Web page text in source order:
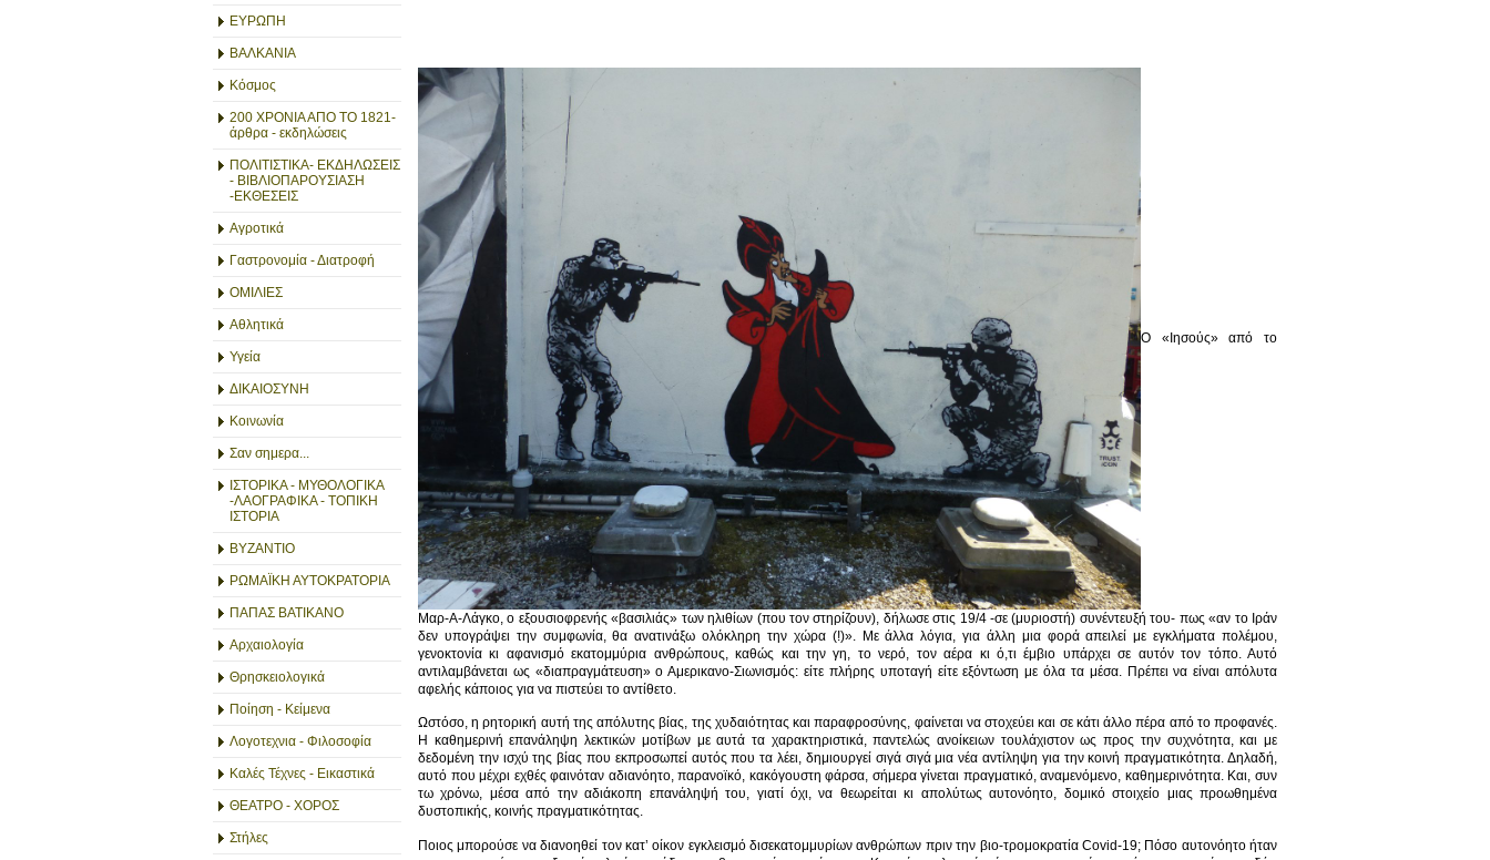
ΕΥΡΩΠΗ
ΒΑΛΚΑΝΙΑ
Κόσμος
200 ΧΡΟΝΙΑ ΑΠΟ ΤΟ 1821-
άρθρα - εκδηλώσεις
ΠΟΛΙΤΙΣΤΙΚΑ- ΕΚΔΗΛΩΣΕΙΣ
- ΒΙΒΛΙΟΠΑΡΟΥΣΙΑΣΗ
-ΕΚΘΕΣΕΙΣ
Αγροτικά
Γαστρονομία - Διατροφή
ΟΜΙΛΙΕΣ
Αθλητικά
Υγεία
ΔΙΚΑΙΟΣΥΝΗ
Κοινωνία
Σαν σημερα...
ΙΣΤΟΡΙΚΑ - ΜΥΘΟΛΟΓΙΚΑ
-ΛΑΟΓΡΑΦΙΚΑ - ΤΟΠΙΚΗ
ΙΣΤΟΡΙΑ
ΒΥΖΑΝΤΙΟ
ΡΩΜΑΪΚΗ ΑΥΤΟΚΡΑΤΟΡΙΑ
ΠΑΠΑΣ ΒΑΤΙΚΑΝΟ
Αρχαιολογία
Θρησκειολογικά
Ποίηση - Κείμενα
Λογοτεχνια - Φιλοσοφία
Καλές Τέχνες - Εικαστικά
ΘΕΑΤΡΟ - ΧΟΡΟΣ
Στήλες
Ο «Ιησούς» από το
Μαρ-Α-Λάγκο, o εξουσιοφρενής «βασιλιάς» των ηλιθίων (που τον στηρίζουν), δήλωσε στις 19/4 -σε (μυριοστή) συνέντευξή του- πως «αν το Ιράν
δεν υπογράψει την συμφωνία, θα ανατινάξω ολόκληρη την χώρα (!)». Με άλλα λόγια, για άλλη μια φορά απειλεί με εγκλήματα πολέμου,
γενοκτονία κι αφανισμό εκατομμύρια ανθρώπους, καθώς και την γη, το νερό, τον αέρα κι ό,τι έμβιο υπάρχει σε αυτόν τον τόπο. Αυτό
αντιλαμβάνεται ως «διαπραγμάτευση» ο Αμερικανο-Σιωνισμός: είτε πλήρης υποταγή είτε εξόντωση με όλα τα μέσα. Πρέπει να είναι απόλυτα
αφελής κάποιος για να πιστεύει το αντίθετο.
Ωστόσο, η ρητορική αυτή της απόλυτης βίας, της χυδαιότητας και παραφροσύνης, φαίνεται να στοχεύει και σε κάτι άλλο πέρα από το προφανές.
Η καθημερινή επανάληψη λεκτικών μοτίβων με αυτά τα χαρακτηριστικά, παντελώς ανοίκειων τουλάχιστον ως προς την συχνότητα, και με
δεδομένη την ισχύ της βίας που εκπροσωπεί αυτός που τα λέει, δημιουργεί σιγά σιγά μια νέα αντίληψη για την κοινή πραγματικότητα. Δηλαδή,
αυτό που μέχρι εχθές φαινόταν αδιανόητο, παρανοϊκό, κακόγουστη φάρσα, σήμερα γίνεται πραγματικό, αναμενόμενο, καθημερινότητα. Και, συν
τω χρόνω, μέσα από την αδιάκοπη επανάληψή του, γιατί όχι, να θεωρείται κι απολύτως αυτονόητο, δομικό στοιχείο μιας προωθημένα
δυστοπικής, κοινής πραγματικότητας.
Ποιος μπορούσε να διανοηθεί τον κατ’ οίκον εγκλεισμό δισεκατομμυρίων ανθρώπων πριν την βιο-τρομοκρατία Covid-19; Πόσο αυτονόητο ήταν